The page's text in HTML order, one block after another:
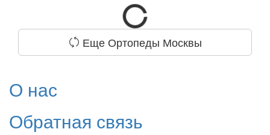
Еще Ортопеды Москвы
О нас
Обратная связь